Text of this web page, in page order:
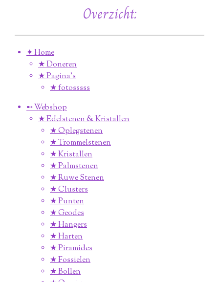
Overzicht:
✦ Home
★ Doneren
★ Pagina’s
★ fotosssss
➸ Webshop
★ Edelstenen & Kristallen
★ Oplegstenen
★ Trommelstenen
★ Kristallen
★ Palmstenen
★ Ruwe Stenen
★ Clusters
★ Punten
★ Geodes
★ Hangers
★ Harten
★ Piramides
★ Fossielen
★ Bollen